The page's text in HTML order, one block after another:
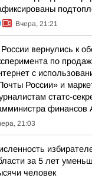
Вчера, 21:21
вернулись к
по
с
России» и
статс-
финансов
21:03
за 5 лет
человек